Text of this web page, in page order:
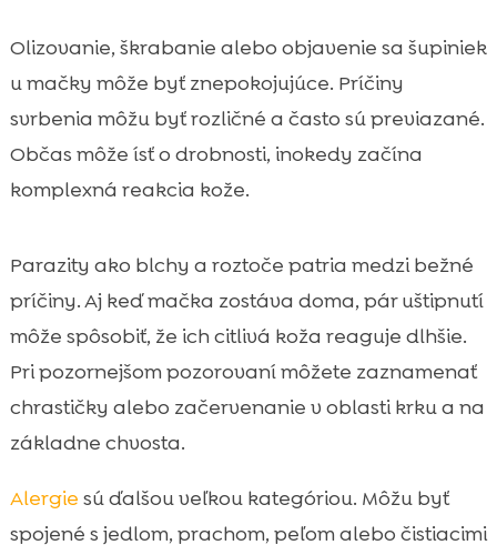
Olizovanie, škrabanie alebo objavenie sa šupiniek
u mačky môže byť znepokojujúce. Príčiny
svrbenia môžu byť rozličné a často sú previazané.
Občas môže ísť o drobnosti, inokedy začína
komplexná reakcia kože.
Parazity ako blchy a roztoče patria medzi bežné
príčiny. Aj keď mačka zostáva doma, pár uštipnutí
môže spôsobiť, že ich citlivá koža reaguje dlhšie.
Pri pozornejšom pozorovaní môžete zaznamenať
chrastičky alebo začervenanie v oblasti krku a na
základne chvosta.
Alergie sú ďalšou veľkou kategóriou. Môžu byť
spojené s jedlom, prachom, peľom alebo čistiacimi